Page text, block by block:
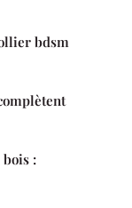
bdsm
bois :